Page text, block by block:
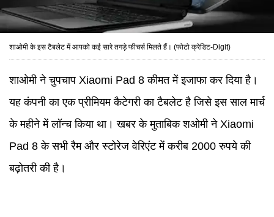
शाओमी के इस टैबलेट में आपको कई सारे तगड़े फीचर्स मिलते हैं। (फोटो क्रेडिट-Digit)
शाओमी ने चुपचाप Xiaomi Pad 8 कीमत में इजाफा कर दिया है।
यह कंपनी का एक प्रीमियम कैटेगरी का टैबलेट है जिसे इस साल मार्च
के महीने में लॉन्च किया था। खबर के मुताबिक शओमी ने Xiaomi
Pad 8 के सभी रैम और स्टोरेज वेरिएंट में करीब 2000 रुपये की
बढ़ोतरी की है।